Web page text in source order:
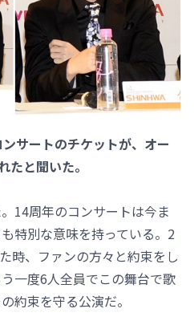
サートのチケットが、オー
たと聞いた。
14周年のコンサートは今ま
特別な意味を持っている。2
時、ファンの方々と約束をし
一度6人全員でこの舞台で歌
約束を守る公演だ。